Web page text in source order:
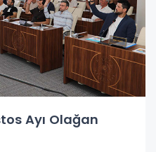
Ayı Olağan